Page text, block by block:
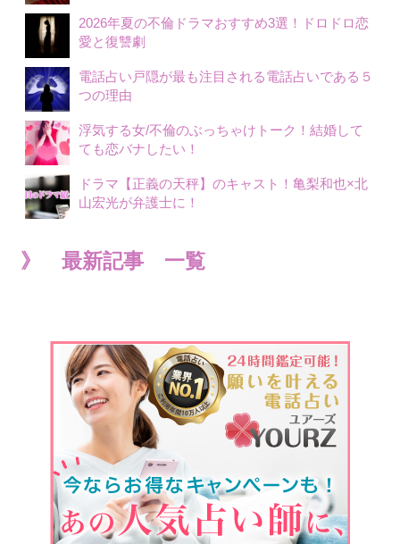
2026年夏の不倫ドラマおすすめ3選！ドロドロ恋
愛と復讐劇
電話占い戸隠が最も注目される電話占いである５
つの理由
浮気する女/不倫のぶっちゃけトーク！結婚して
ても恋バナしたい！
ドラマ【正義の天秤】のキャスト！亀梨和也×北
山宏光が弁護士に！
》 最新記事 一覧